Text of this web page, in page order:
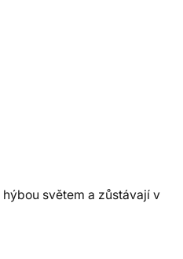
světem a zůstávají v